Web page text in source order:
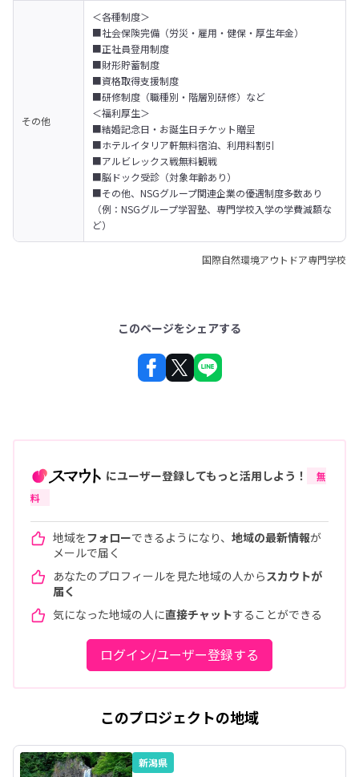
その他
＜各種制度＞
■社会保険完備（労災・雇用・健保・厚生年金）
■正社員登用制度
■財形貯蓄制度
■資格取得支援制度
■研修制度（職種別・階層別研修）など
＜福利厚生＞
■結婚記念日・お誕生日チケット贈呈
■ホテルイタリア軒無料宿泊、利用料割引
■アルビレックス戦無料観戦
■脳ドック受診（対象年齢あり）
■その他、NSGグループ関連企業の優遇制度多数あり
（例：NSGグループ学習塾、専門学校入学の学費減額な
ど）
国際自然環境アウトドア専門学校
このページをシェアする
にユーザー登録してもっと活用しよう！
無
料
地域をフォローできるようになり、 地域の最新情報が
メールで届く
あなたのプロフィールを見た地域の人から スカウトが
届く
気になった地域の人に直接チャットすることができる
ログイン/ユーザー登録する
このプロジェクトの地域
新潟県